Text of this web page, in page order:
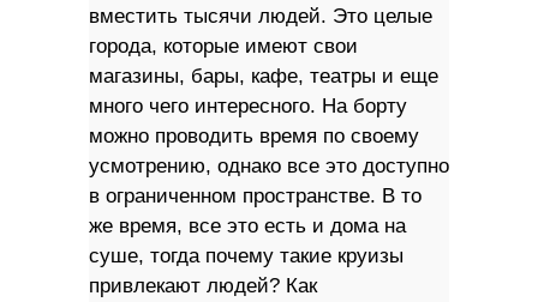
вместить тысячи людей. Это целые
города, которые имеют свои
магазины, бары, кафе, театры и еще
много чего интересного. На борту
можно проводить время по своему
усмотрению, однако все это доступно
в ограниченном пространстве. В то
же время, все это есть и дома на
суше, тогда почему такие круизы
привлекают людей? Как